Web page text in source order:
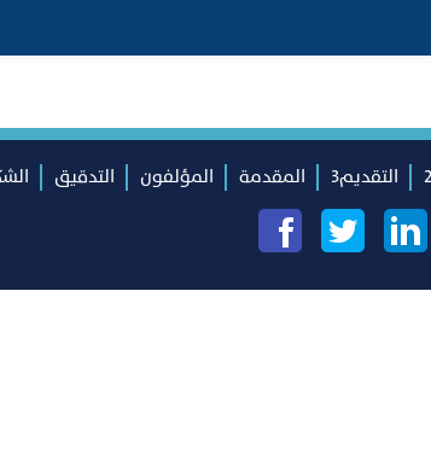
التقديم3 المقدمة المؤلفون التدقيق